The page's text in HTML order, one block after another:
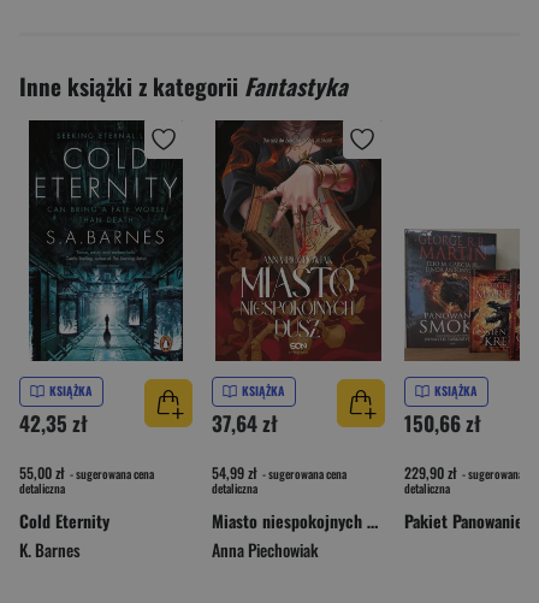
Inne książki z kategorii Fantastyka
KSIĄŻKA
42,35 zł
55,00 zł - sugerowana cena
detaliczna
Cold Eternity
K. Barnes
KSIĄŻKA
37,64 zł
54,99 zł - sugerowana cena
detaliczna
Miasto niespokojnych dusz
Anna Piechowiak
KSIĄŻKA
150,66 zł
229,90 zł - sugerowana
detaliczna